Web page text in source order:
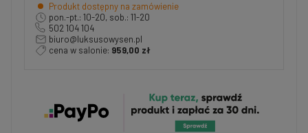
Produkt dostępny na zamówienie
pon.-pt.: 10-20, sob.: 11-20
502 104 104
biuro@luksusowysen.pl
cena w salonie: 959,00 zł